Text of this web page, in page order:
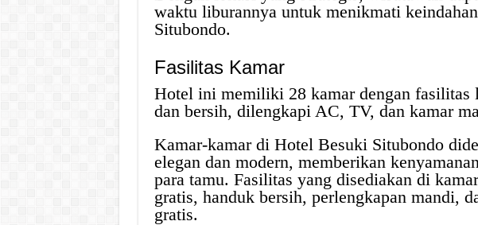
waktu liburannya untuk menikmati
Situbondo.
Fasilitas Kamar
Hotel ini memiliki 28 kamar dengan fasilitas
dan bersih, dilengkapi AC, TV, dan kamar
Kamar-kamar di Hotel Besuki Situbondo
elegan dan modern, memberikan
para tamu. Fasilitas yang disediakan di
gratis, handuk bersih, perlengkapan mandi,
gratis.